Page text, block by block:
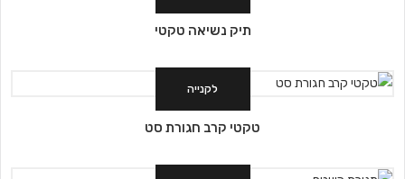
תיק נשיאה טקטי
לקנייה
טקטי קרב חגורת סט